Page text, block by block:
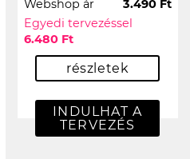
Webshop ár
3.490 Ft
Egyedi tervezéssel
6.480 Ft
részletek
INDULHAT A
TERVEZÉS